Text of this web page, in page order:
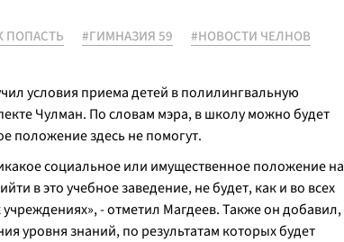
ПОПАСТЬ #ГИМНАЗИЯ 59 #НОВОСТИ ЧЕЛНОВ
условия приема детей в полилингвальную
Чулман. По словам мэра, в школу можно будет
положение здесь не помогут.
социальное или имущественное положение на
в это учебное заведение, не будет, как и во всех
- отметил Магдеев. Также он добавил,
уровня знаний, по результатам которых будет